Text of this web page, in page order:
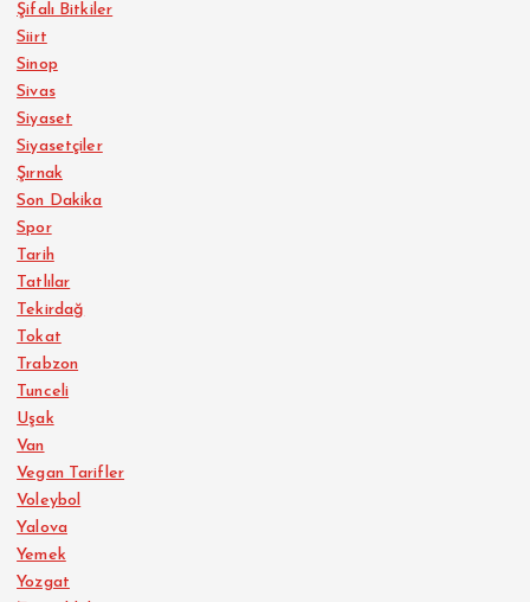
Şifalı Bitkiler
Siirt
Sinop
Sivas
Siyaset
Siyasetçiler
Şırnak
Son Dakika
Spor
Tarih
Tatlılar
Tekirdağ
Tokat
Trabzon
Tunceli
Uşak
Van
Vegan Tarifler
Voleybol
Yalova
Yemek
Yozgat